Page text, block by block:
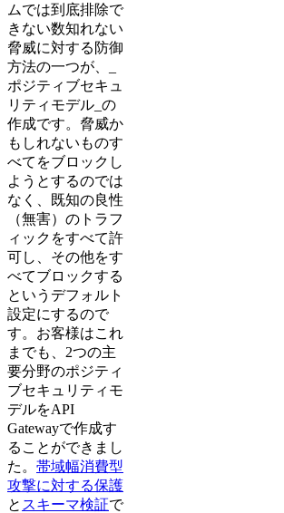
ムでは到底排除で
きない数知れない
脅威に対する防御
方法の一つが、_
ポジティブセキュ
リティモデル_の
作成です。脅威か
もしれないものす
べてをブロックし
ようとするのでは
なく、既知の良性
（無害）のトラフ
ィックをすべて許
可し、その他をす
べてブロックする
というデフォルト
設定にするので
す。お客様はこれ
までも、2つの主
要分野のポジティ
ブセキュリティモ
デルをAPI
Gatewayで作成す
ることができまし
た。 帯域幅消費型
攻撃に対する保護
と スキーマ検証で